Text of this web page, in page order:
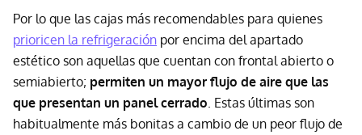
Por lo que las cajas más recomendables para quienes
prioricen la refrigeración por encima del apartado
estético son aquellas que cuentan con frontal abierto o
semiabierto; permiten un mayor flujo de aire que las
que presentan un panel cerrado . Estas últimas son
habitualmente más bonitas a cambio de un peor flujo de